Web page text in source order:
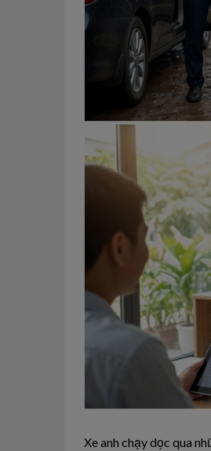
Xe anh chạy dọc qua